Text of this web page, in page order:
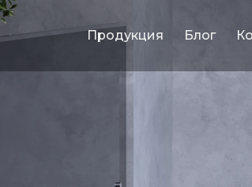
Продукция Блог